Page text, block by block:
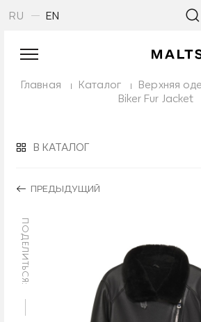
RU EN
Главная Каталог Верхняя
Biker Fur Jacket
В КАТАЛОГ
ПРЕДЫДУЩИЙ
ПОДЕЛИТЬСЯ: